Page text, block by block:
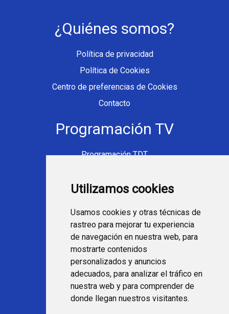
Utilizamos cookies
Usamos cookies y otras técnicas de
rastreo para mejorar tu experiencia
de navegación en nuestra web, para
mostrarte contenidos
personalizados y anuncios
adecuados, para analizar el tráfico en
nuestra web y para comprender de
donde llegan nuestros visitantes.
¿Quiénes somos?
Política de privacidad
Política de Cookies
Centro de preferencias de Cookies
Contacto
Programación TV
Programación TDT
Ver TV Online
Fútbol en la tele
Programación en TV
Webs Programa TV
programatv.es
spaintechblog.com